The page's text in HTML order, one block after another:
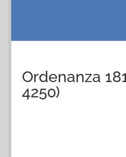
Ordenanza
4250)